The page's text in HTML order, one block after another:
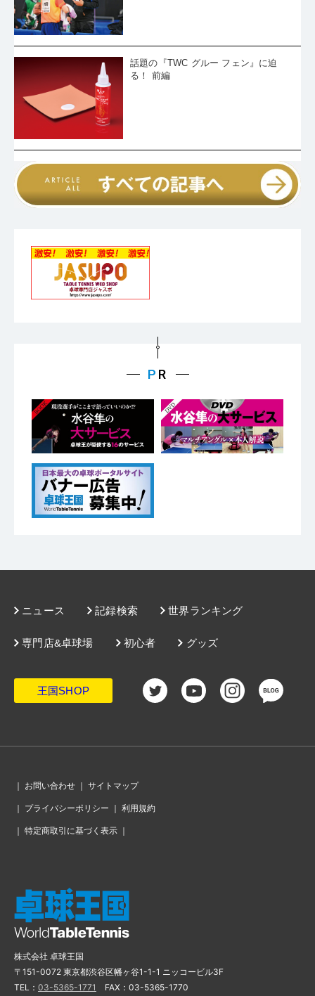
話題の『TWC グルー フェン』に迫
る！ 前編
ニュース 記録検索 世界ランキング
グッズ
専門店&卓球場 初心者
王国SHOP
｜ お問い合わせ ｜ サイトマップ
｜ プライバシーポリシー ｜ 利用規約
｜ 特定商取引に基づく表示 ｜
株式会社 卓球王国
〒151-0072 東京都渋谷区幡ヶ谷1-1-1 ニッコービル3F
TEL： 03-5365-1771 FAX：03-5365-1770